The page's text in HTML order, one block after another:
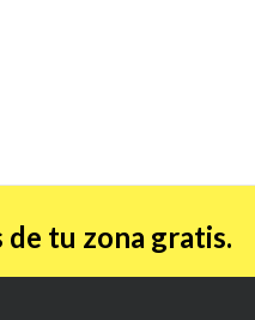
tu zona gratis.